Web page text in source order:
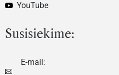
YouTube
Susisiekime:
E-mail: